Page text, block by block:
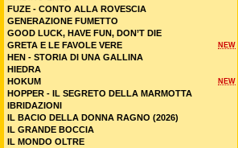
FUZE - CONTO ALLA ROVESCIA
GENERAZIONE FUMETTO
GOOD LUCK, HAVE FUN, DON’T DIE
NEW
GRETA E LE FAVOLE VERE
HEN - STORIA DI UNA GALLINA
HIEDRA
NEW
HOKUM
HOPPER - IL SEGRETO DELLA MARMOTTA
IBRIDAZIONI
IL BACIO DELLA DONNA RAGNO (2026)
IL GRANDE BOCCIA
IL MONDO OLTRE